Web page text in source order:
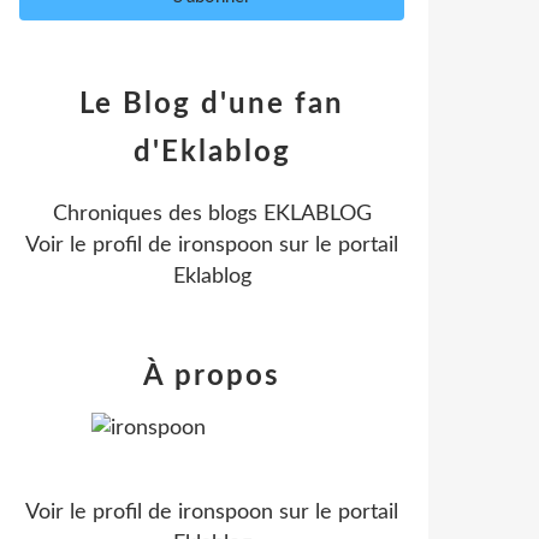
Le Blog d'une fan
d'Eklablog
Chroniques des blogs EKLABLOG
Voir le profil de ironspoon sur le portail
Eklablog
À propos
Voir le profil de ironspoon sur le portail